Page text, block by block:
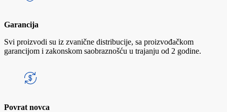
Garancija
Svi proizvodi su iz zvanične distribucije, sa proizvođačkom
garancijom i zakonskom saobraznošću u trajanju od 2 godine.
Povrat novca